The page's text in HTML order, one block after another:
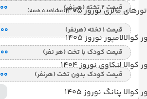
تورهای مالزی نوروز 1405 (مشاهده همه)
کوالالامپور نوروز 1405
کوالا لنکاوی نوروز 1404
کوالا پنانگ نوروز 1405
قیمت 2 تخته (هرنفر)
قیمت 1 تخته (هرنفر)
قیمت کودک با تخت (هر نفر)
قیمت کودک بدون تخت (هرنفر)